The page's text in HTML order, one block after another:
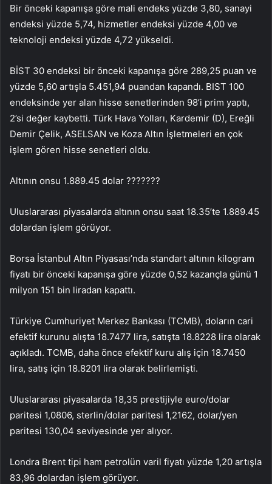
Bir önceki kapanışa göre mali endeks yüzde 3,80, sanayi
endeksi yüzde 5,74, hizmetler endeksi yüzde 4,00 ve
teknoloji endeksi yüzde 4,72 yükseldi.
BİST 30 endeksi bir önceki kapanışa göre 289,25 puan ve
yüzde 5,60 artışla 5.451,94 puandan kapandı. BIST 100
endeksinde yer alan hisse senetlerinden 98’i prim yaptı,
2’si değer kaybetti. Türk Hava Yolları, Kardemir (D), Ereğli
Demir Çelik, ASELSAN ve Koza Altın İşletmeleri en çok
işlem gören hisse senetleri oldu.
Altının onsu 1.889.45 dolar ???????
Uluslararası piyasalarda altının onsu saat 18.35’te 1.889.45
dolardan işlem görüyor.
Borsa İstanbul Altın Piyasası’nda standart altının kilogram
fiyatı bir önceki kapanışa göre yüzde 0,52 kazançla günü 1
milyon 151 bin liradan kapattı.
Türkiye Cumhuriyet Merkez Bankası (TCMB), doların cari
efektif kurunu alışta 18.7477 lira, satışta 18.8228 lira olarak
açıkladı. TCMB, daha önce efektif kuru alış için 18.7450
lira, satış için 18.8201 lira olarak belirlemişti.
Uluslararası piyasalarda 18,35 prestijiyle euro/dolar
paritesi 1,0806, sterlin/dolar paritesi 1,2162, dolar/yen
paritesi 130,04 seviyesinde yer alıyor.
Londra Brent tipi ham petrolün varil fiyatı yüzde 1,20 artışla
83,96 dolardan işlem görüyor.